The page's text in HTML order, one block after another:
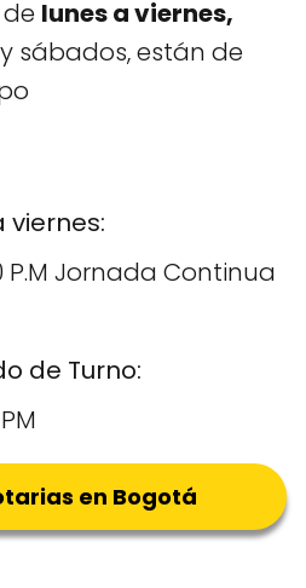
lunes a viernes,
sábados, están de
viernes:
P.M Jornada Continua
de Turno:
en Bogotá